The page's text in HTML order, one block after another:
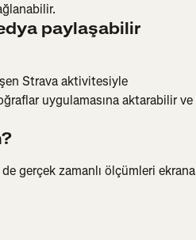
paylaşabilir
Strava aktivitesiyle
uygulamasına aktarabilir ve
gerçek zamanlı ölçümleri ekrana